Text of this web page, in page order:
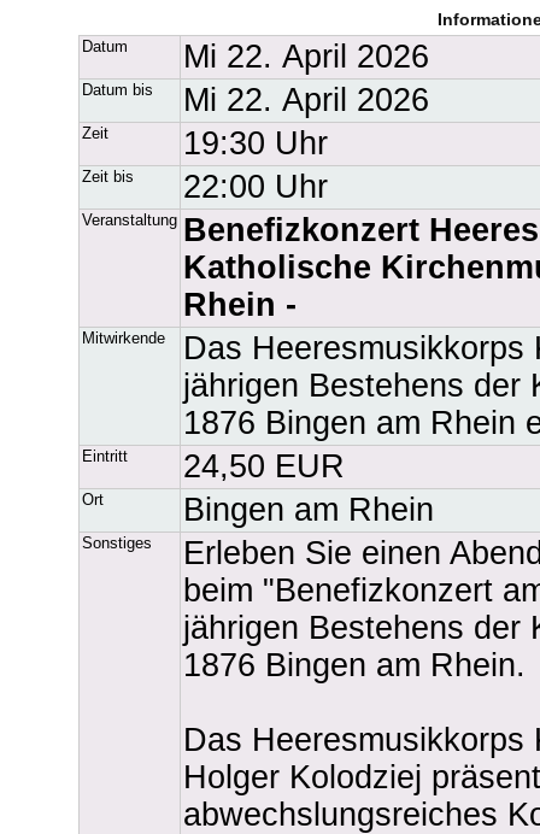
Datum Mi 22. April 2026
Datum bis Mi 22. April 2026
Zeit 19:30 Uhr
Zeit bis 22:00 Uhr
Veranstaltung Benefizkonzert
Katholische
Rhein -
Mitwirkende
Das
jährigen Bestehens der
1876 Bingen am Rhein
Eintritt 24,50 EUR
Ort Bingen am Rhein
Sonstiges
Erleben Sie einen
beim "Benefizkonzert
jährigen Bestehens der
1876 Bingen am Rhein.
Das Heeresmusikkorps
Holger Kolodziej
abwechslungsreiches